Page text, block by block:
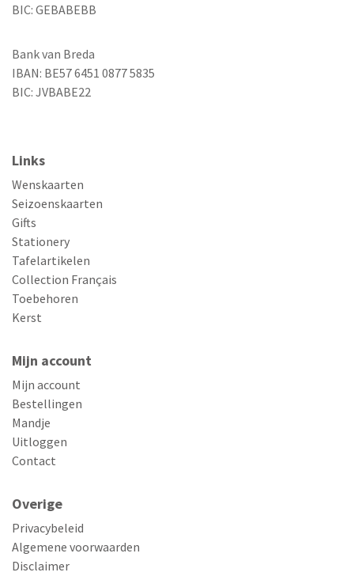
BIC: GEBABEBB
Bank van Breda
IBAN: BE57 6451 0877 5835
BIC: JVBABE22
Links
Wenskaarten
Seizoenskaarten
Gifts
Stationery
Tafelartikelen
Collection Français
Toebehoren
Kerst
Mijn account
Mijn account
Bestellingen
Mandje
Uitloggen
Contact
Overige
Privacybeleid
Algemene voorwaarden
Disclaimer